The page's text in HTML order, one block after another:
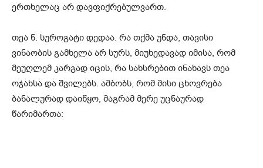
ერთხელაც­ არ დავფიქრებულვართ.
თეა ნ. სუროგატი დედაა. რა თქმა უნდა, თავისი
ვინაობის გამხელა არ სურს, მიუხედავად იმისა, რომ
მეუღლემ კარგად იცის, რა სახსრებით ინახავს თეა
ოჯახსა­ და შვილებს. ამბობს, რომ მისი ცხოვრება
ბანალურად დაიწყო, მაგრამ მერე უცნაურად
წარიმართა: